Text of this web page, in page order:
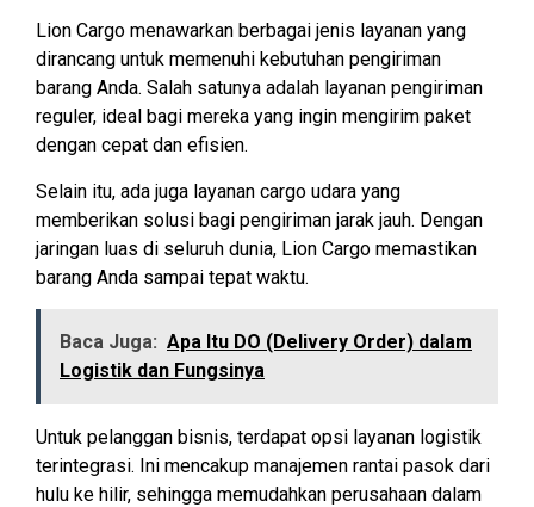
Lion Cargo menawarkan berbagai jenis layanan yang
dirancang untuk memenuhi kebutuhan pengiriman
barang Anda. Salah satunya adalah layanan pengiriman
reguler, ideal bagi mereka yang ingin mengirim paket
dengan cepat dan efisien.
Selain itu, ada juga layanan cargo udara yang
memberikan solusi bagi pengiriman jarak jauh. Dengan
jaringan luas di seluruh dunia, Lion Cargo memastikan
barang Anda sampai tepat waktu.
Baca Juga: Apa Itu DO (Delivery Order) dalam
Logistik dan Fungsinya
Untuk pelanggan bisnis, terdapat opsi layanan logistik
terintegrasi. Ini mencakup manajemen rantai pasok dari
hulu ke hilir, sehingga memudahkan perusahaan dalam